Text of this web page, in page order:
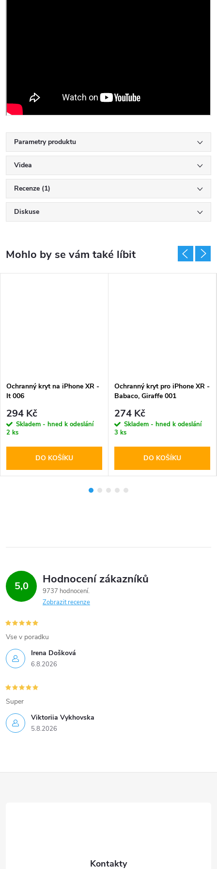
Parametry produktu
Videa
Recenze (1)
Diskuse
Ochranný kryt na iPhone XR -
It 006
294 Kč
Skladem - hned k odeslání
2 ks
DO KOŠÍKU
Ochranný kryt pro iPhone XR -
Babaco, Giraffe 001
274 Kč
Skladem - hned k odeslání
3 ks
DO KOŠÍKU
5,0 Hodnocení zákazníků
9737 hodnocení
Zobrazit recenze
Irena Došková
6.8.2026
Vse v poradku
Viktoriia Vykhovska
5.8.2026
Super